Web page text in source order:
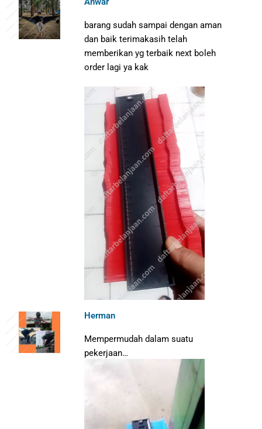
barang sudah sampai dengan aman
dan baik terimakasih telah
memberikan yg terbaik next boleh
order lagi ya kak
Herman
Mempermudah dalam suatu
pekerjaan…